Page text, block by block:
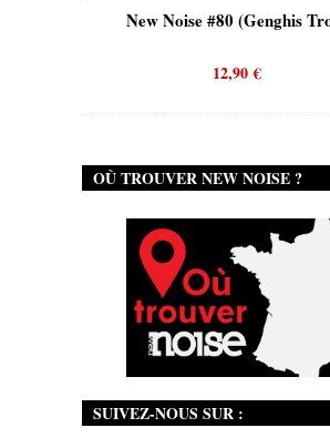
New Noise #80 (Genghis
12,90€
OÙ TROUVER NEW NOISE ?
SUIVEZ-NOUS SUR :